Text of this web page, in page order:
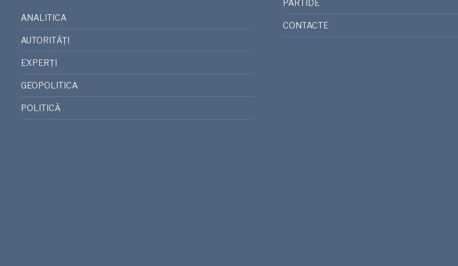
ANALITICA
AUTORITĂȚI
EXPERȚI
GEOPOLITICA
POLITICĂ
PARTIDE
CONTACTE